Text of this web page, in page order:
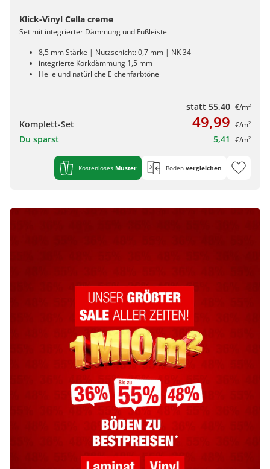
Klick-Vinyl Cella creme
Set mit integrierter Dämmung und Fußleiste
8,5 mm Stärke | Nutzschicht: 0,7 mm | NK 34
integrierte Korkdämmung 1,5 mm
Helle und natürliche Eichenfarbtöne
statt 55,40 €/m²
Komplett-Set 49,99 €/m²
Du sparst 5,41 €/m²
Kostenloses Muster Boden vergleichen